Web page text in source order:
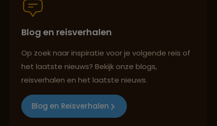
Persoonlijk en deskundig reisadvies
Best beoordeelde reisroutes
Blog en reisverhalen
Op zoek naar inspiratie voor je volgende reis of
het laatste nieuws? Bekijk onze blogs,
reisverhalen en het laatste nieuws.
Blog en Reisverhalen